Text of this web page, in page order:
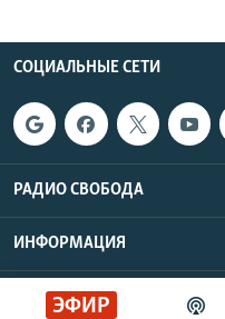
ЭФИР
СОЦИАЛЬНЫЕ СЕТИ
РАДИО СВОБОДА
ИНФОРМАЦИЯ
Радио Свобода ©